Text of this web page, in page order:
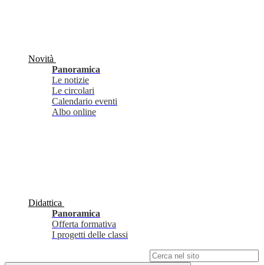
Novità
Panoramica
Le notizie
Le circolari
Calendario eventi
Albo online
Didattica
Panoramica
Offerta formativa
I progetti delle classi